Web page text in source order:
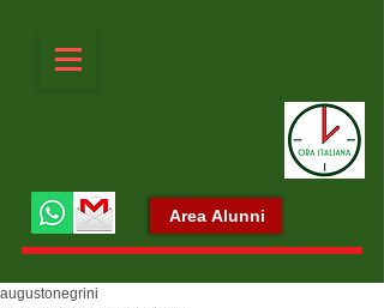
Area Alunni
augustonegrini